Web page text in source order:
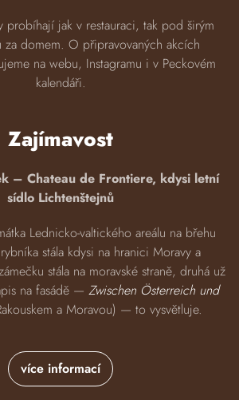
probíhají jak v restauraci, tak pod širým
za domem. O připravovaných akcích
na webu, Instagramu i v Peckovém
kalendáři.
Zajímavost
– Chateau de Frontiere, kdysi letní
sídlo Lichtenštejnů
Lednicko-valtického areálu na břehu
stála kdysi na hranici Moravy a
stála na moravské straně, druhá už
na fasádě — Zwischen Österreich und
a Moravou) — to vysvětluje.
více informací